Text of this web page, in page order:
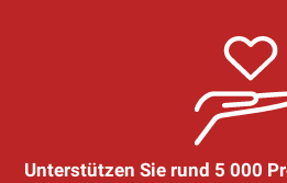
Unterstützen Sie rund 5 000